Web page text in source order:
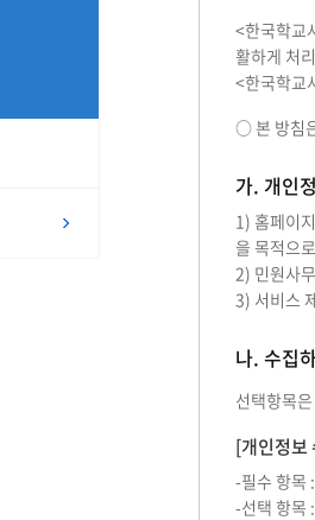
<한국학교
활하게 처
<한국학교
○ 본 방침
가. 개인
1) 홈페이
을 목적으
2) 민원사
3) 서비스
나. 수집
선택항목
[개인정보
-필수 항목
-선택 항목